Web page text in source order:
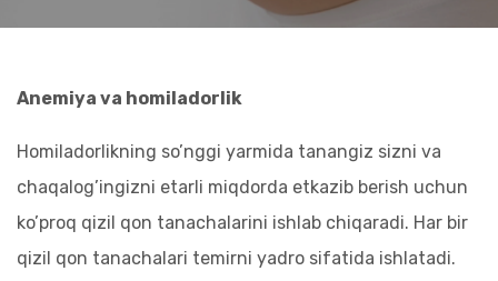
Anemiya va homiladorlik
Homiladorlikning so’nggi yarmida tanangiz sizni va
chaqalog’ingizni etarli miqdorda etkazib berish uchun
ko’proq qizil qon tanachalarini ishlab chiqaradi. Har bir
qizil qon tanachalari temirni yadro sifatida ishlatadi.